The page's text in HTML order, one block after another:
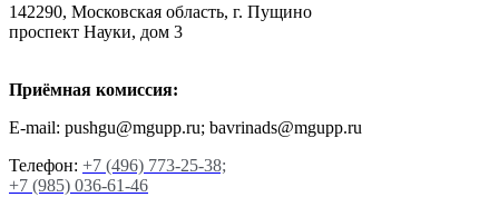
142290, Московская область, г. Пущино
проспект Науки, дом 3
Приёмная комиссия:
E-mail: pushgu@mgupp.ru; bavrinads@mgupp.ru
Телефон: +7 (496) 773-25-38;
+7 (985) 036-61-46